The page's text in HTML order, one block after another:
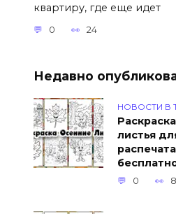
квартиру, где еще идет
0 24
Недавно
НОВОСТИ В
листья
0